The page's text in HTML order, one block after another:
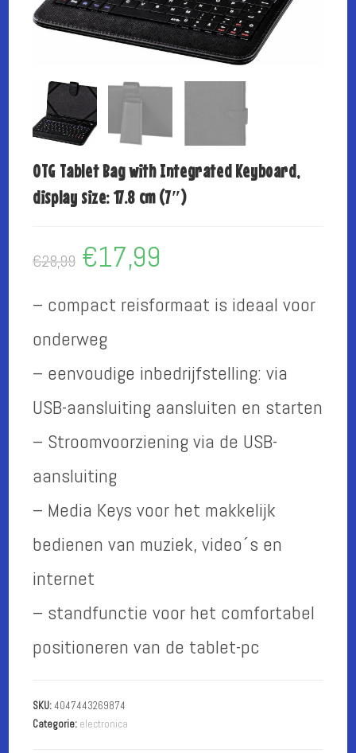
OTG Tablet Bag with Integrated Keyboard,
display size: 17.8 cm (7″)
€28,99
Oorspronkelijke
prijs
was:
€17,99
– compact reisformaat is ideaal voor
onderweg
– eenvoudige inbedrijfstelling: via
USB-aansluiting aansluiten en starten
– Stroomvoorziening via de USB-
aansluiting
– Media Keys voor het makkelijk
bedienen van muziek, video´s en
internet
– standfunctie voor het comfortabel
positioneren van de tablet-pc
SKU:4047443269874
Categorie: electronica